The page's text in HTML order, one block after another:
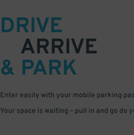
DRIVE
ARRIVE
& PARK
Enter easily with your mobile parking
Your space is waiting – pull in and go do